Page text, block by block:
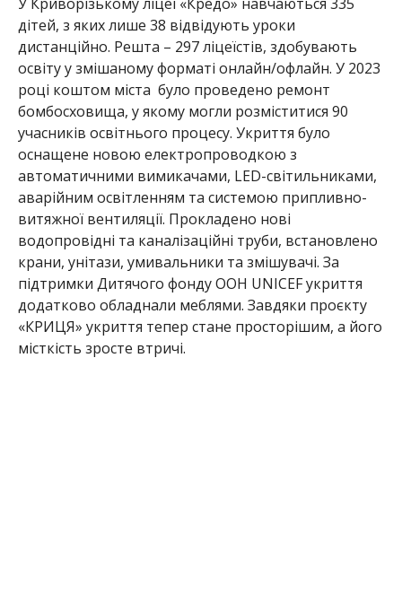
дітей, з яких лише 38 відвідують уроки
дистанційно. Решта – 297 ліцеїстів, здобувають
освітуу змішаному форматі онлайн/офлайн. У 2023
році коштом міста було проведено ремонт
бомбосховища, у якому могли розміститися 90
учасників освітнього процесу. Укриття було
оснащене новою електропроводкою з
автоматичними вимикачами, LED-світильниками,
аварійним освітленням та системою припливно-
витяжної вентиляції. Прокладено нові
водопровідні та каналізаційні труби, встановлено
крани, унітази, умивальники та змішувачі. За
підтримки Дитячого фонду ООН UNICEF укриття
додатково обладнали меблями. Завдяки проєкту
«КРИЦЯ» укриття тепер стане просторішим, а його
місткість зросте втричі.